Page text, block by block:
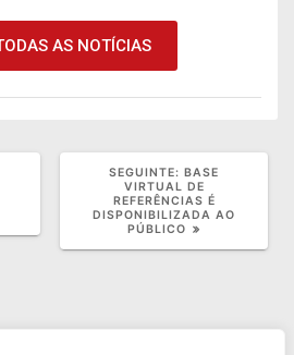
AS NOTÍCIAS
SEGUINTE: BASE
VIRTUAL DE
REFERÊNCIAS É
DISPONIBILIZADA AO
PÚBLICO